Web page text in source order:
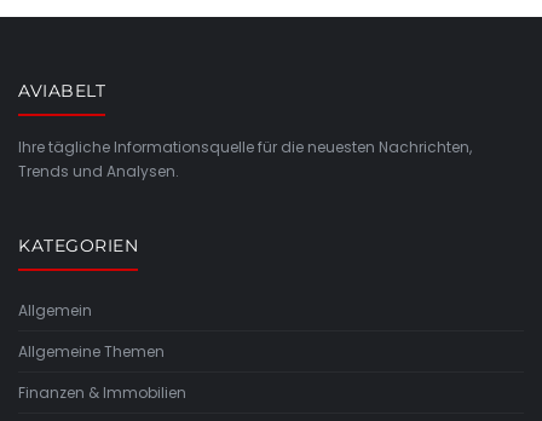
AVIABELT
Ihre tägliche Informationsquelle für die neuesten Nachrichten,
Trends und Analysen.
KATEGORIEN
Allgemein
Allgemeine Themen
Finanzen & Immobilien